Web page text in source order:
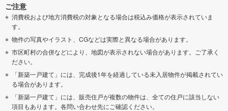
ご注意
消費税および地方消費税の対象となる場合は税込み価格が表示されていま
す。
物件の写真やイラスト、CGなどは実際と異なる場合があります。
市区町村の合併などにより、地図が表示されない場合があります。ご了承く
ださい。
「新築一戸建て」には、完成後1年を経過している未入居物件が掲載されてい
る場合があります。
「新築一戸建て」には、販売住戸が複数の物件は、全ての住戸に該当しない
項目もあります。各問い合わせ先にご確認ください。